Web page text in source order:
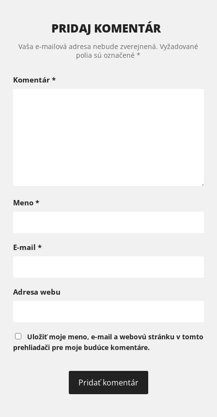
PRIDAJ KOMENTÁR
Vaša e-mailová adresa nebude zverejnená. Vyžadované
polia sú označené*
Komentár *
Meno *
E-mail *
Adresa webu
Uložiť moje meno, e-mail a webovú stránku v tomto
prehliadači pre moje budúce komentáre.